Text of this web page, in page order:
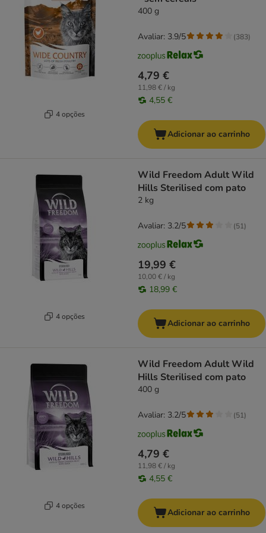
4 opções
400 g
4,79 €
11,98 € / kg
4,55 €
Avaliar: 3.9/5 (383)
Adicionar ao carrinho
4 opções
Wild Freedom Adult Wild
Hills Sterilised com pato
2 kg
19,99 €
10,00 € / kg
18,99 €
Avaliar: 3.2/5 (51)
Adicionar ao carrinho
4 opções
Wild Freedom Adult Wild
Hills Sterilised com pato
400 g
4,79 €
11,98 € / kg
4,55 €
Avaliar: 3.2/5 (51)
Adicionar ao carrinho